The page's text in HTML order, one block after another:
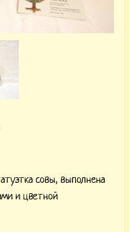
совы, выполнена
и цветной